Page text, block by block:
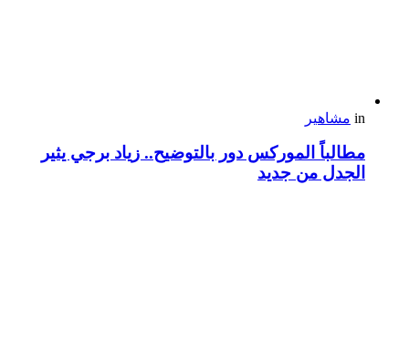
in مشاهير
مطالباً الموركس دور بالتوضيح.. زياد برجي يثير
الجدل من جديد